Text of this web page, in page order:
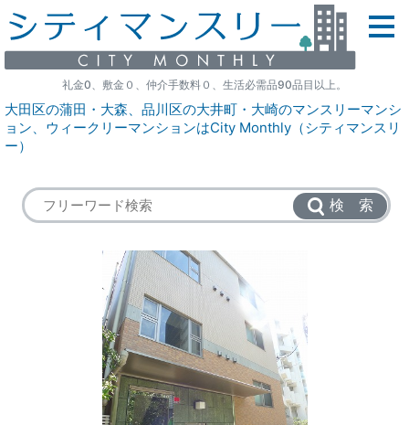
礼金0、敷金０、仲介手数料０、生活必需品90品目以上。
大田区の蒲田・大森、品川区の大井町・大崎のマンスリーマンシ
ョン、ウィークリーマンションはCity Monthly（シティマンスリ
ー）
検 索